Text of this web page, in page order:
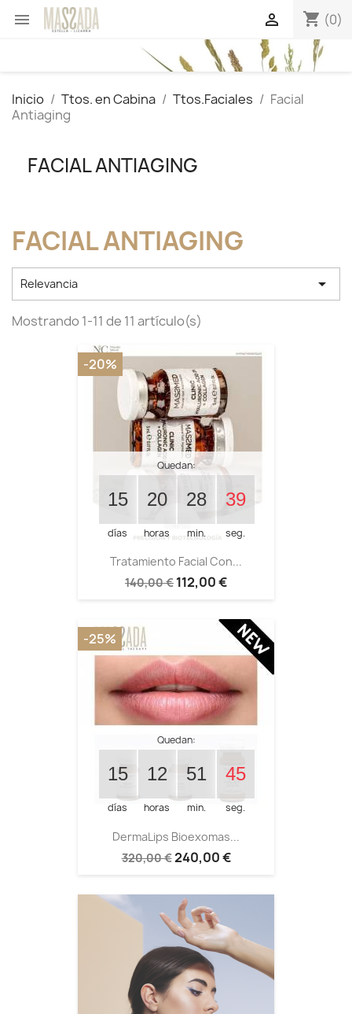
 shopping_cart (0)

Inicio Ttos. en Cabina Ttos.Faciales
Facial
Antiaging
FACIAL ANTIAGING
FACIAL ANTIAGING
Relevancia 
Mostrando 1-11 de 11 artículo(s)
Quedan:
15
días
20
horas
28
min.
39
seg.
Tratamiento Facial Con...
140,00 € 112,00 €
-20%
Quedan:
15
días
12
horas
51
min.
45
seg.
DermaLips Bioexomas...
320,00 €240,00 €
-25%